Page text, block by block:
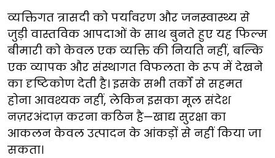
व्यक्तिगत त्रासदी को पर्यावरण और जनस्वास्थ्य से
जुड़ी वास्तविक आपदाओं के साथ बुनते हुए यह फिल्म
बीमारी को केवल एक व्यक्ति की नियति नहीं, बल्कि
एक व्यापक और संस्थागत विफलता के रूप में देखने
का दृष्टिकोण देती है। इसके सभी तर्कों से सहमत
होना आवश्यक नहीं, लेकिन इसका मूल संदेश
नज़रअंदाज़ करना कठिन है—खाद्य सुरक्षा का
आकलन केवल उत्पादन के आंकड़ों से नहीं किया जा
सकता।